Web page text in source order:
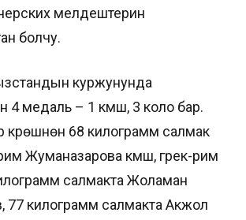
мелдештерин
болчу.
куржунунда
медаль – 1 күмүш, 3 коло бар.
68 килограмм салмак
Жуманазарова күмүш, грек-рим
салмакта Жоламан
77 килограмм салмакта Акжол